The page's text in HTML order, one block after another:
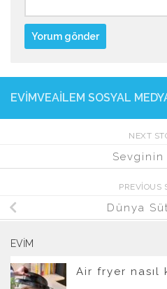
EVIMVEAILEM SOSYAL
NEXT
Sevginin
PREVIOUS
Dünya
EVIM
Air fryer nasıl